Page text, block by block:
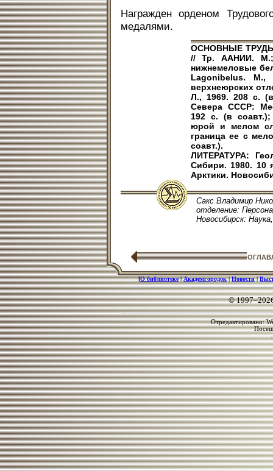
Награжден орденом
медалями.
ОСНОВНЫЕ ТРУДЫ:
// Тр. ААНИИ. М.;
нижнемеловые
Lagonibelus. М.,
верхнеюрских
Л., 1969. 208 с.
Севера СССР:
192 с. (в
юрой и мелом
граница ее с
соавт.).
ЛИТЕРАТУРА:
Сибири. 1980. 10
Арктики.
Сакс Владимир
отделение:
Новосибирск:
[О библиотеке|Академгородок|Новости|
©
Отредактировано: